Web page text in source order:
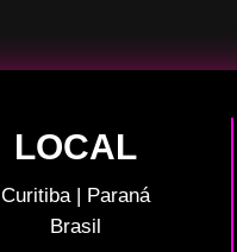
LOCAL
Curitiba | Paraná
Brasil